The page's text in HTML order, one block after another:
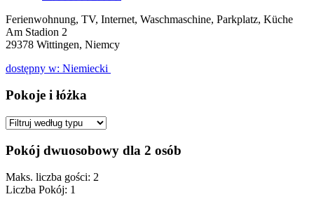
Ferienwohnung, TV, Internet, Waschmaschine, Parkplatz, Küche
Am Stadion 2
29378 Wittingen, Niemcy
dostępny w: Niemiecki
Pokoje i łóżka
Pokój dwuosobowy dla 2 osób
Maks. liczba gości: 2
Liczba Pokój: 1